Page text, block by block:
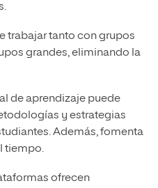
trabajar tanto con grupos
grandes, eliminando la
de aprendizaje puede
y estrategias
Además, fomenta
tiempo.
ofrecen